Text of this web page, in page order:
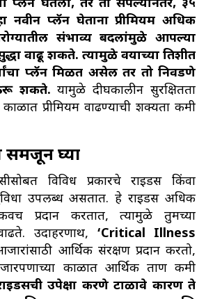
प्लॅन घेतला, तर तो संपल्यानंतर, ३५
नवीन प्लॅन घेताना प्रीमियम अधिक
संभाव्य बदलांमुळे आपल्या
वाढू शकते. त्यामुळे वयाच्या तिशीत
प्लॅन मिळत असेल तर तो निवडणे
शकते. यामुळे दीर्घकालीन सुरक्षितता
प्रीमियम वाढण्याची शक्यता कमी
समजून घ्या
विविध प्रकारचे राईडर्स किंवा
उपलब्ध असतात. हे राईडर्स अधिक
प्रदान करतात, त्यामुळे तुमच्या
उदाहरणार्थ, ‘Critical Illness
आर्थिक संरक्षण प्रदान करतो,
काळात आर्थिक ताण कमी
उपेक्षा करणे टाळावे कारण ते